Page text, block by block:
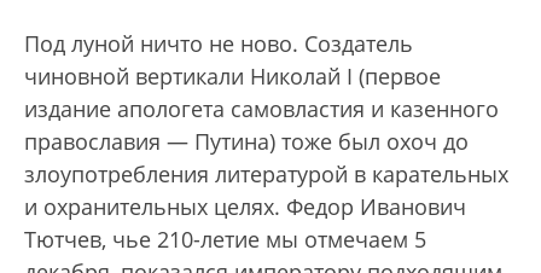
Под луной ничто не ново. Создатель
чиновной вертикали Николай I (первое
издание апологета самовластия и казенного
православия — Путина) тоже был охоч до
злоупотребления литературой в карательных
и охранительных целях. Федор Иванович
Тютчев, чье 210-летие мы отмечаем 5